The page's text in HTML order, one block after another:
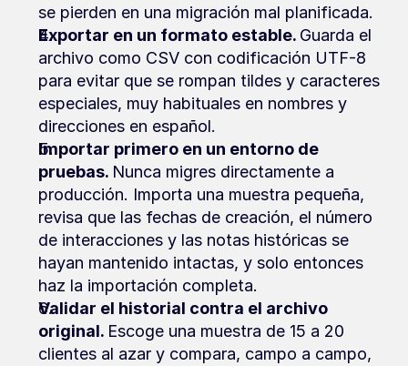
se pierden en una migración mal planificada.
Exportar en un formato estable. Guarda el
archivo como CSV con codificación UTF-8
para evitar que se rompan tildes y caracteres
especiales, muy habituales en nombres y
direcciones en español.
Importar primero en un entorno de
pruebas. Nunca migres directamente a
producción. Importa una muestra pequeña,
revisa que las fechas de creación, el número
de interacciones y las notas históricas se
hayan mantenido intactas, y solo entonces
haz la importación completa.
Validar el historial contra el archivo
original. Escoge una muestra de 15 a 20
clientes al azar y compara, campo a campo,